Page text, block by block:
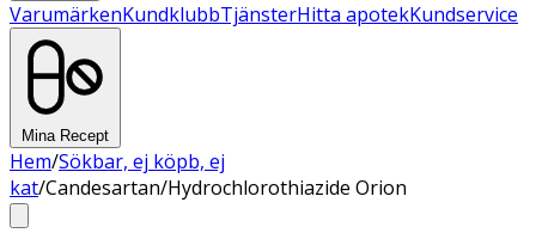
VarumärkenKundklubbTjänsterHitta apotekKundservice
Mina Recept
Hem/Sökbar, ej köpb, ej
kat/Candesartan/Hydrochlorothiazide Orion